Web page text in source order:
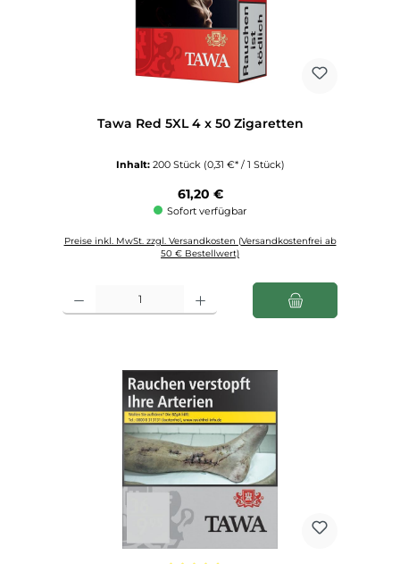
Tawa Red 5XL 4 x 50 Zigaretten
Inhalt: 200 Stück (0,31 €* / 1 Stück)
Regulärer Preis:
61,20 €
Sofort verfügbar
Preise inkl. MwSt. zzgl. Versandkosten (Versandkostenfrei ab
50 € Bestellwert)
Produkt Anzahl: Gib den gewünschten Wert ein oder benutze die